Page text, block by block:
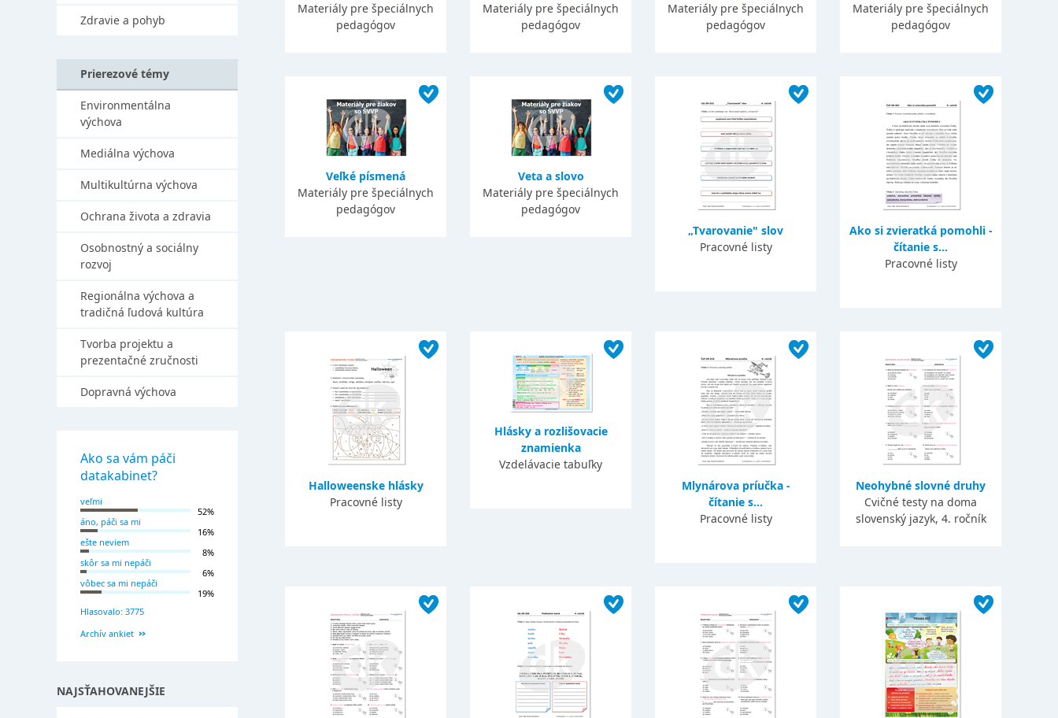
Materiály pre špeciálnych
pedagógov
Materiály pre špeciálnych
pedagógov
Materiály pre špeciálnych
pedagógov
Materiály pre špeciálnych
pedagógov
Veľké písmená
Materiály pre špeciálnych
pedagógov
Veta a slovo
Materiály pre špeciálnych
pedagógov
„Tvarovanie" slov
Pracovné listy
Ako si zvieratká pomohli -
čítanie s...
Pracovné listy
Halloweenske hlásky
Pracovné listy
Hlásky a rozlišovacie
znamienka
Vzdelávacie tabuľky
Mlynárova príučka -
čítanie s...
Pracovné listy
Neohybné slovné druhy
Cvičné testy na doma
slovenský jazyk, 4. ročník
Zdravie a pohyb
Prierezové témy
Environmentálna
výchova
Mediálna výchova
Multikultúrna výchova
Ochrana života a zdravia
Osobnostný a sociálny
rozvoj
Regionálna výchova a
tradičná ľudová kultúra
Tvorba projektu a
prezentačné zručnosti
Dopravná výchova
Ako sa vám páči
datakabinet?
veľmi
52%
áno, páči sa mi
16%
ešte neviem
8%
skôr sa mi nepáči
6%
vôbec sa mi nepáči
19%
Hlasovalo: 3775
Archív ankiet
NAJSŤAHOVANEJŠIE